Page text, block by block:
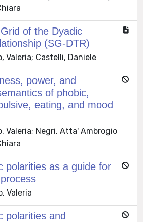
of the Dyadic
(SG-DTR)
Valeria; Castelli, Daniele
power, and
of phobic,
eating, and mood
Valeria; Negri, Atta' Ambrogio
polarities as a guide for
Valeria
polarities and